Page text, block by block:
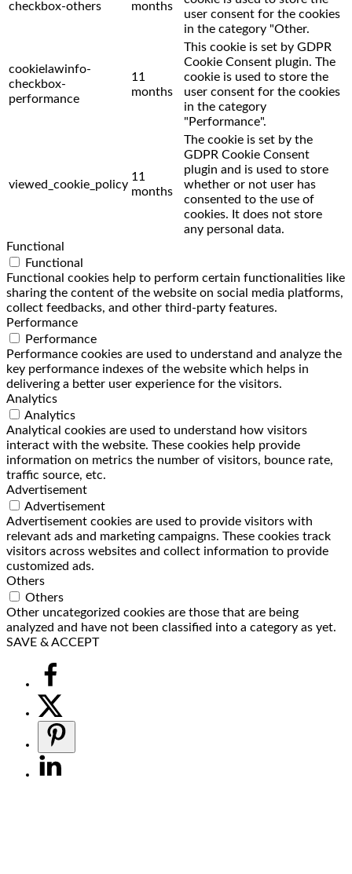
checkbox-others months
user consent for the cookies
in the category "Other.
cookielawinfo-
checkbox-
performance
11
months
This cookie is set by GDPR
Cookie Consent plugin. The
cookie is used to store the
user consent for the cookies
in the category
"Performance".
viewed_cookie_policy
11
months
The cookie is set by the
GDPR Cookie Consent
plugin and is used to store
whether or not user has
consented to the use of
cookies. It does not store
any personal data.
Functional
Functional
Functional cookies help to perform certain functionalities like
sharing the content of the website on social media platforms,
collect feedbacks, and other third-party features.
Performance
Performance
Performance cookies are used to understand and analyze the
key performance indexes of the website which helps in
delivering a better user experience for the visitors.
Analytics
Analytics
Analytical cookies are used to understand how visitors
interact with the website. These cookies help provide
information on metrics the number of visitors, bounce rate,
traffic source, etc.
Advertisement
Advertisement
Advertisement cookies are used to provide visitors with
relevant ads and marketing campaigns. These cookies track
visitors across websites and collect information to provide
customized ads.
Others
Others
Other uncategorized cookies are those that are being
analyzed and have not been classified into a category as yet.
SAVE & ACCEPT